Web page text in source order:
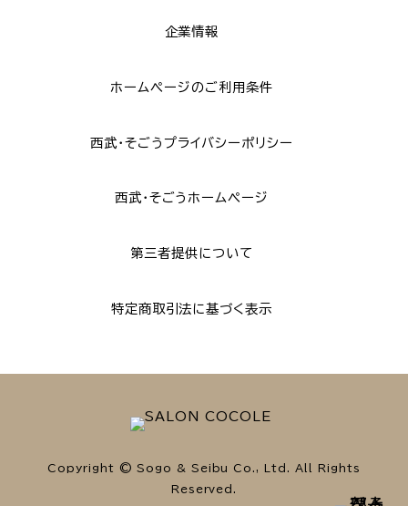
企業情報
ホームページのご利用条件
西武・そごうプライバシーポリシー
西武・そごうホームページ
第三者提供について
特定商取引法に基づく表示
Copyright © Sogo & Seibu Co., Ltd. All Rights
Reserved.